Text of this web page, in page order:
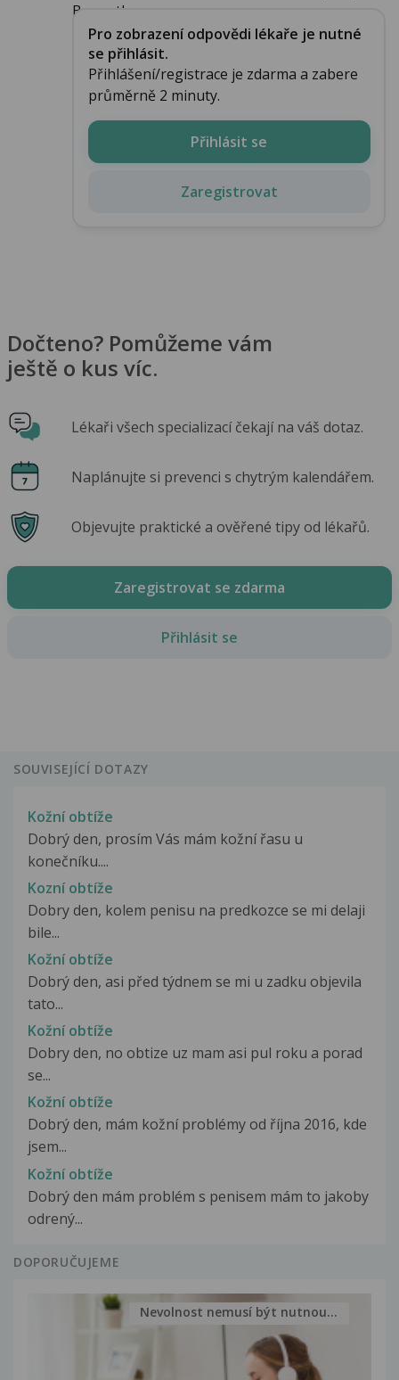
Bepanthen ...
Pro zobrazení odpovědi lékaře je nutné
se přihlásit.
Přihlášení/registrace je zdarma a zabere
průměrně 2 minuty.
Přihlásit se
Zaregistrovat
Dočteno? Pomůžeme vám
ještě o kus víc.
Lékaři všech specializací čekají na váš dotaz.
Naplánujte si prevenci s chytrým kalendářem.
Objevujte praktické a ověřené tipy od lékařů.
Zaregistrovat se zdarma
Přihlásit se
SOUVISEJÍCÍ DOTAZY
Kožní obtíže
Dobrý den, prosím Vás mám kožní řasu u
konečníku....
Kozní obtíže
Dobry den, kolem penisu na predkozce se mi delaji
bile...
Kožní obtíže
Dobrý den, asi před týdnem se mi u zadku objevila
tato...
Kožní obtíže
Dobry den, no obtize uz mam asi pul roku a porad
se...
Kožní obtíže
Dobrý den, mám kožní problémy od října 2016, kde
jsem...
Kožní obtíže
Dobrý den mám problém s penisem mám to jakoby
odrený...
DOPORUČUJEME
Nevolnost nemusí být nutnou...